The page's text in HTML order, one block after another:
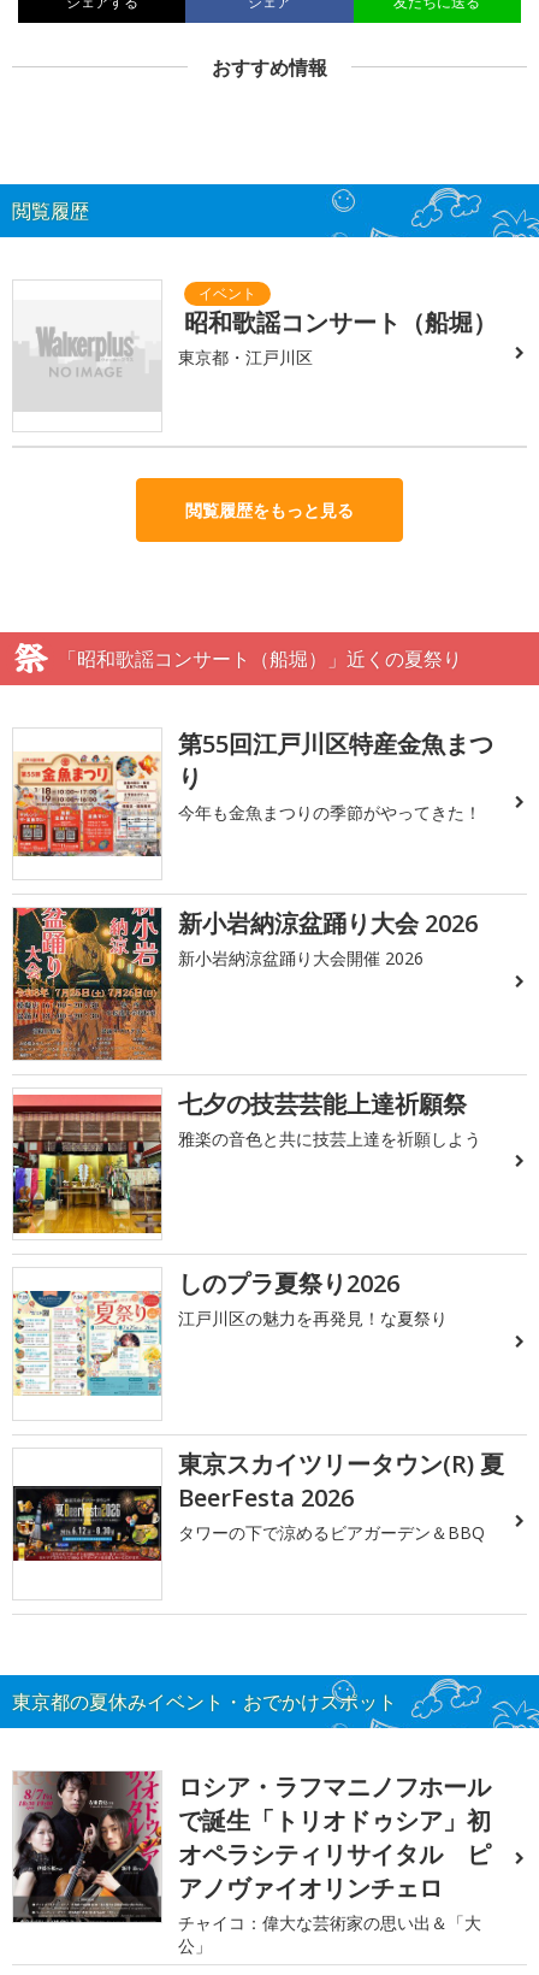
おすすめ情報
閲覧履歴
昭和歌謡コンサート（船堀）
東京都・江戸川区
閲覧履歴をもっと見る
「昭和歌謡コンサート（船堀）」近くの夏祭り
第55回江戸川区特産金魚まつ
り
今年も金魚まつりの季節がやってきた！
新小岩納涼盆踊り大会 2026
新小岩納涼盆踊り大会開催 2026
七夕の技芸芸能上達祈願祭
雅楽の音色と共に技芸上達を祈願しよう
しのプラ夏祭り2026
江戸川区の魅力を再発見！な夏祭り
東京スカイツリータウン(R) 夏
BeerFesta 2026
タワーの下で涼めるビアガーデン＆BBQ
東京都の夏休みイベント・おでかけスポット
ロシア・ラフマニノフホール
で誕生「トリオドゥシア」初
オペラシティリサイタル ピ
アノヴァイオリンチェロ
チャイコ：偉大な芸術家の思い出＆「大
公」